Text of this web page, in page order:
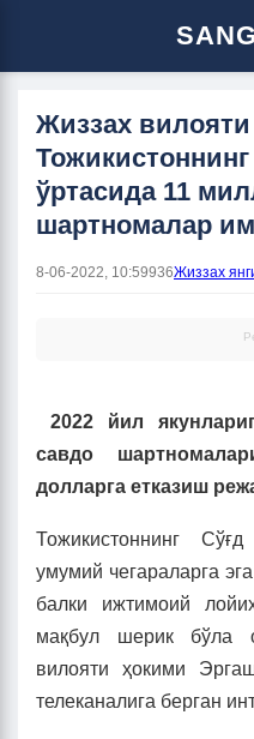
Жиззах
ўртасида 11
шартномалар
8-06-2022, 10:59936Жиззах
2022 йил
савдо
долларга етказиш
Тожикистоннинг
умумий чегараларга
балки ижтимоий
мақбул шерик бўла
вилояти ҳокими
телеканалига берган